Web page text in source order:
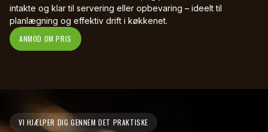
intakte og klar til servering eller opbevaring – ideelt til
planlægning og effektiv drift i køkkenet.
ANMOD OM PRIS
VI HJÆLPER DIG GENNEM DET PRAKTISKE